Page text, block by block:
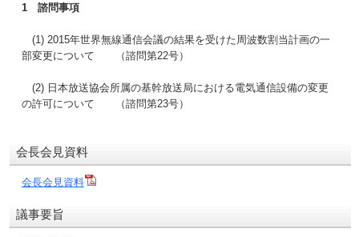
1 諮問事項
(1) 2015年世界無線通信会議の結果を受けた周波数割当計画の一
部変更について （諮問第22号）
(2) 日本放送協会所属の基幹放送局における電気通信設備の変更
の許可について （諮問第23号）
会長会見資料
会長会見資料
議事要旨